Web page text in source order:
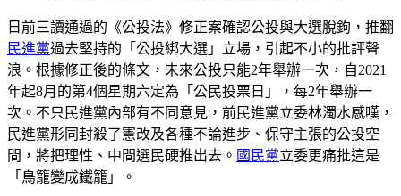
日前三讀通過的《公投法》修正案確認公投與大選脫鉤，推翻
民進黨過去堅持的「公投綁大選」立場，引起不小的批評聲
浪。根據修正後的條文，未來公投只能2年舉辦一次，自2021
年起8月的第4個星期六定為「公民投票日」，每2年舉辦一
次。不只民進黨內部有不同意見，前民進黨立委林濁水感嘆，
民進黨形同封殺了憲改及各種不論進步、保守主張的公投空
間，將把理性、中間選民硬推出去。 國民黨立委更痛批這是
「鳥籠變成鐵籠」。